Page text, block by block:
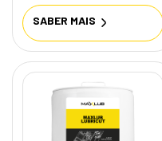
SABER MAIS